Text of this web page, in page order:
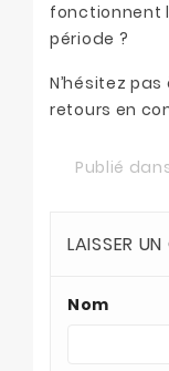
fonctionnent
période ?
N’hésitez
retours en
Publié
LAISSER
Nom